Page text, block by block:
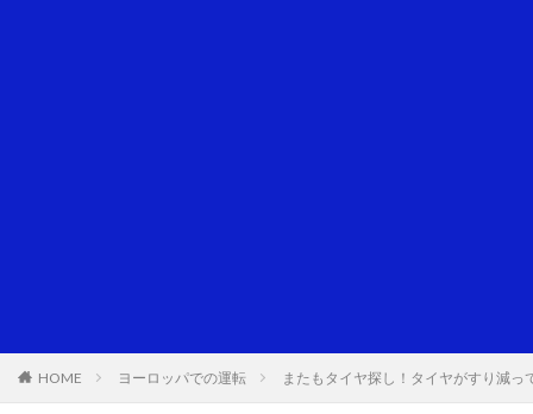
HOME ヨーロッパでの運転 またもタイヤ探し！タイヤがすり減っ